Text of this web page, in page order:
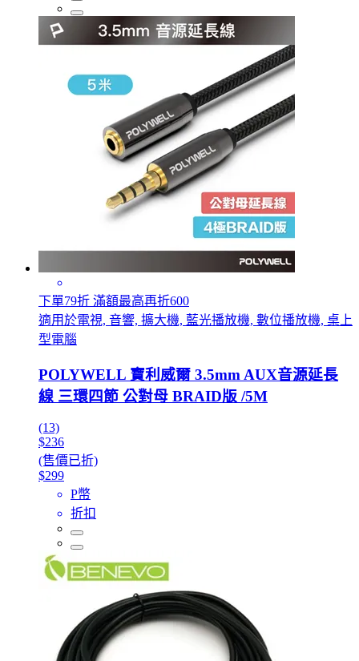
下單79折 滿額最高再折600
適用於電視, 音響, 擴大機, 藍光播放機, 數位播放機, 桌上
型電腦
POLYWELL 寶利威爾 3.5mm AUX音源延長
線 三環四節 公對母 BRAID版 /5M
(13)
$236
(售價已折)
$299
P幣
折扣